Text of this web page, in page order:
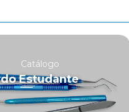
Catálogo
do Estudante